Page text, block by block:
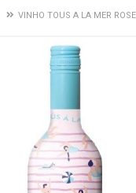
VINHO TOUS A LA MER